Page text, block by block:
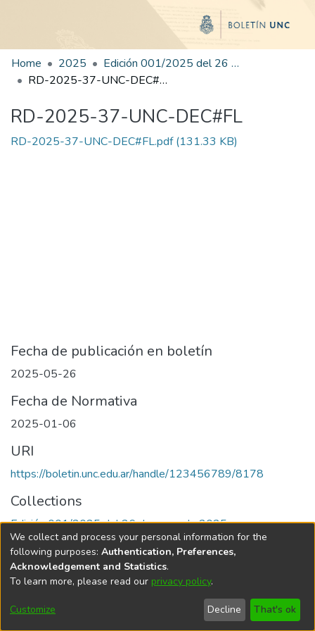
Home 2025
Edición 001/2025 del 26 de mayo de 2025
RD-2025-37-UNC-DEC#FL
RD-2025-37-UNC-DEC#FL
RD-2025-37-UNC-DEC#FL.pdf(131.33 KB)
Fecha de publicación en boletín
2025-05-26
Fecha de Normativa
2025-01-06
URI
https://boletin.unc.edu.ar/handle/123456789/8178
Collections
Edición 001/2025 del 26 de mayo de 2025
Universidad Nacional de Córdoba
We collect and process your personal information for the
following purposes: Authentication, Preferences,
Acknowledgement and Statistics.
To learn more, please read our privacy policy.
Customize Decline That's ok